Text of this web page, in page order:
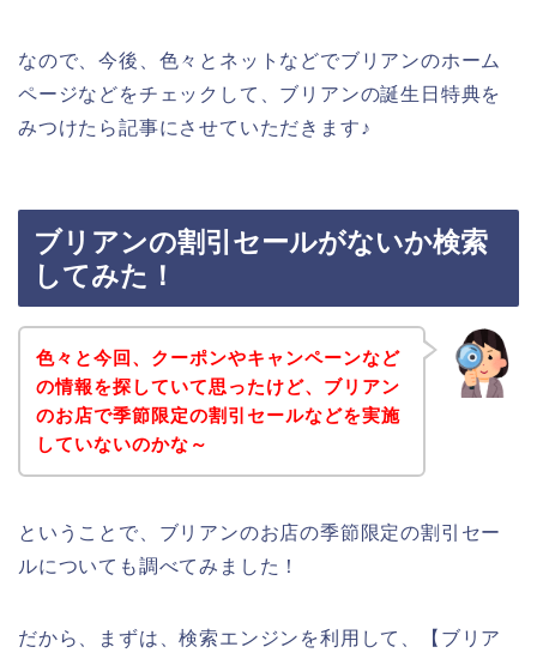
なので、今後、色々とネットなどでブリアンのホーム
ページなどをチェックして、ブリアンの誕生日特典を
みつけたら記事にさせていただきます♪
ブリアンの割引セールがないか検索
してみた！
色々と今回、クーポンやキャンペーンなど
の情報を探していて思ったけど、ブリアン
のお店で季節限定の割引セールなどを実施
していないのかな～
ということで、ブリアンのお店の季節限定の割引セー
ルについても調べてみました！
だから、まずは、検索エンジンを利用して、【ブリア